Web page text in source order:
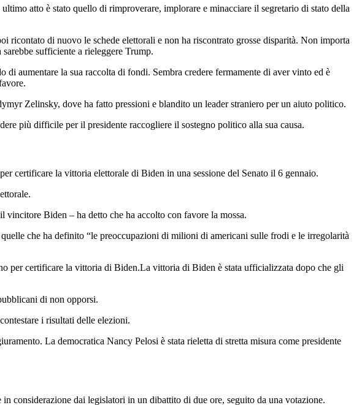
atto è stato quello di rimproverare, implorare e minacciare il segretario di stato della
di nuovo le schede elettorali e non ha riscontrato grosse disparità. Non importa
sufficiente a rieleggere Trump.
aumentare la sua raccolta di fondi. Sembra credere fermamente di aver vinto ed è
Zelinsky, dove ha fatto pressioni e blandito un leader straniero per un aiuto politico.
più difficile per il presidente raccogliere il sostegno politico alla sua causa.
certificare la vittoria elettorale di Biden in una sessione del Senato il 6 gennaio.
vincitore Biden – ha detto che ha accolto con favore la mossa.
che ha definito “le preoccupazioni di milioni di americani sulle frodi e le irregolarità
per certificare la vittoria di Biden.La vittoria di Biden è stata ufficializzata dopo che gli
di non opporsi.
i risultati delle elezioni.
La democratica Nancy Pelosi è stata rieletta di stretta misura come presidente
considerazione dai legislatori in un dibattito di due ore, seguito da una votazione.